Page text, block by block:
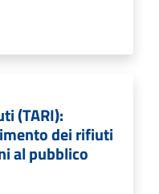
(TARI):
dei rifiuti
al pubblico